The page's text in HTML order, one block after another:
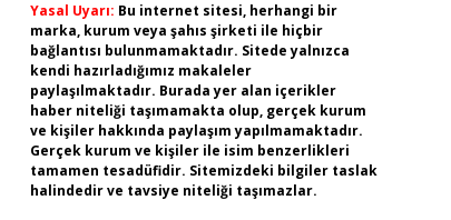
Yasal Uyarı: Bu internet sitesi, herhangi bir
marka, kurum veya şahıs şirketi ile hiçbir
bağlantısı bulunmamaktadır. Sitede yalnızca
kendi hazırladığımız makaleler
paylaşılmaktadır. Burada yer alan içerikler
haber niteliği taşımamakta olup, gerçek kurum
ve kişiler hakkında paylaşım yapılmamaktadır.
Gerçek kurum ve kişiler ile isim benzerlikleri
tamamen tesadüfidir. Sitemizdeki bilgiler taslak
halindedir ve tavsiye niteliği taşımazlar.